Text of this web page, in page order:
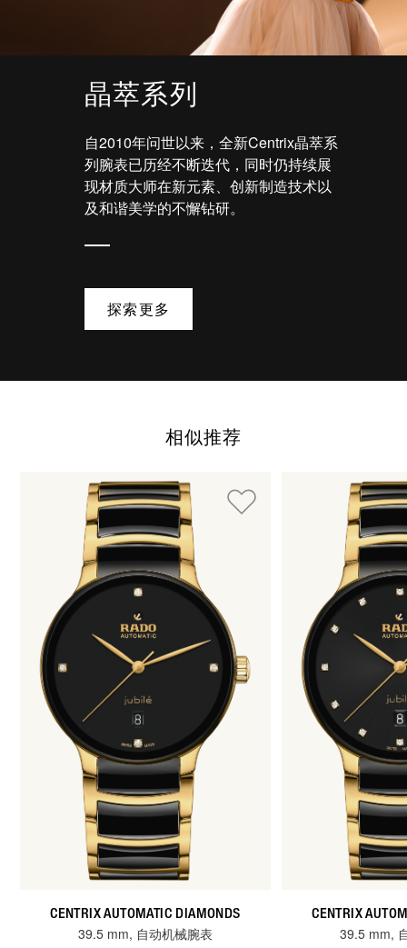
晶萃系列
自2010年问世以来，全新Centrix晶萃系
列腕表已历经不断迭代，同时仍持续展
现材质大师在新元素、创新制造技术以
及和谐美学的不懈钻研。
探索更多
相似推荐
使用制表符键可以浏览循环展示的元素。您可以跳过循环展示
按下 跳过循环展示
按下 转到循环展示导航
CENTRIX AUTOMATIC DIAMONDS
39.5 mm, 自动机械腕表
CENTRIX
39.5 mm,